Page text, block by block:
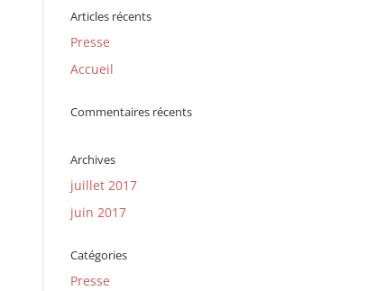
Articles récents
Presse
Accueil
Commentaires récents
Archives
juillet 2017
juin 2017
Catégories
Presse